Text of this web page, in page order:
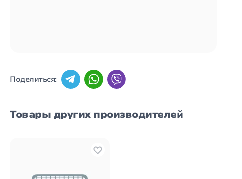
Поделиться:
Товары других производителей